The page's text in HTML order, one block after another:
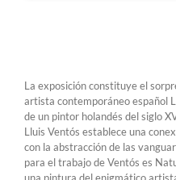
La exposición constituye el
artista contemporáneo español
de un pintor holandés del siglo
Lluis Ventós establece una
con la abstracción de las
para el trabajo de Ventós es